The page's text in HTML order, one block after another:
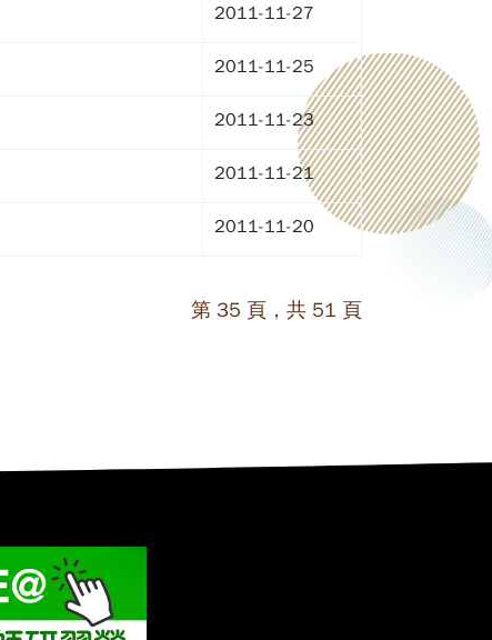
2011-11-27
2011-11-25
2011-11-23
2011-11-21
2011-11-20
第 35 頁，共 51 頁